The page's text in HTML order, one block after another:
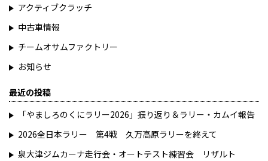
アクティブクラッチ
中古車情報
チームオサムファクトリー
お知らせ
最近の投稿
「やましろのくにラリー2026」振り返り＆ラリー・カムイ報告
2026全日本ラリー 第4戦 久万高原ラリーを終えて
泉大津ジムカーナ走行会・オートテスト練習会 リザルト